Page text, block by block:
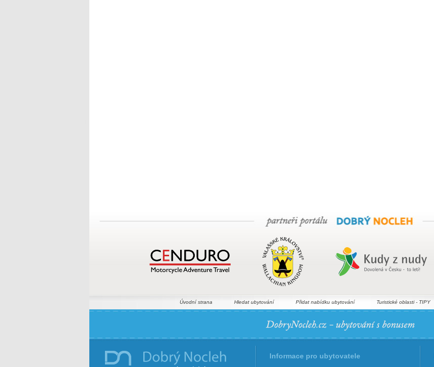
Úvodní strana Hledat ubytování Přidat nabídku ubytování Turistické oblasti - TIPY
Informace pro ubytovatele